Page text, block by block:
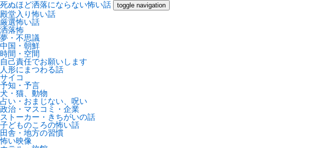
死ぬほど洒落にならない怖い話 toggle navigation
殿堂入り怖い話
厳選怖い話
洒落怖
夢・不思議
中国・朝鮮
時間・空間
自己責任でお願いします
人形にまつわる話
サイコ
予知・予言
犬・猫、動物
占い・おまじない、呪い
政治・マスコミ・企業
ストーカー・きちがいの話
子どものころの怖い話
田舎・地方の習慣
怖い映像